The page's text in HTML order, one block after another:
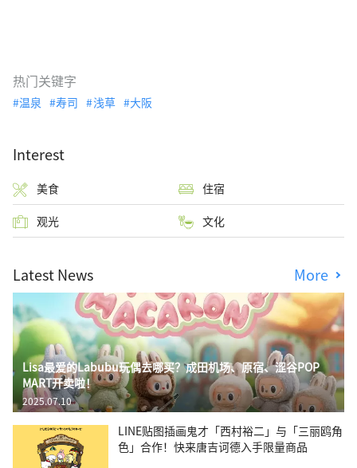
热门关键字
温泉 寿司 浅草 大阪
Interest
美食 住宿
观光 文化
Latest News More
Lisa最爱的Labubu玩偶去哪买？成田机场、原宿、涩谷POP
MART开卖啦！
2025.07.10
LINE贴图插画鬼才「西村裕二」与「三丽鸥角
色」合作！快来唐吉诃德入手限量商品